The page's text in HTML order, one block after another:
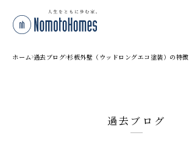
ホーム 過去ブログ 杉板外壁（ウッドロングエコ塗装）の特徴
過去ブログ